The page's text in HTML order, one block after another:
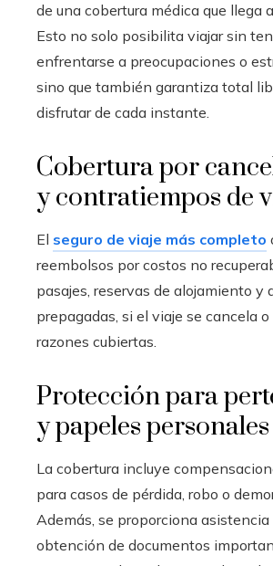
de una cobertura médica que llega
Esto no solo posibilita viajar sin
enfrentarse a preocupaciones o
sino que también garantiza total
disfrutar de cada instante.
Cobertura por
y contratiempos de
El seguro de viaje más completo
reembolsos por costos no
pasajes, reservas de alojamiento y
prepagadas, si el viaje se cancela
razones cubiertas.
Protección para
y papeles personales
La cobertura incluye
para casos de pérdida, robo o
Además, se proporciona asistencia
obtención de documentos